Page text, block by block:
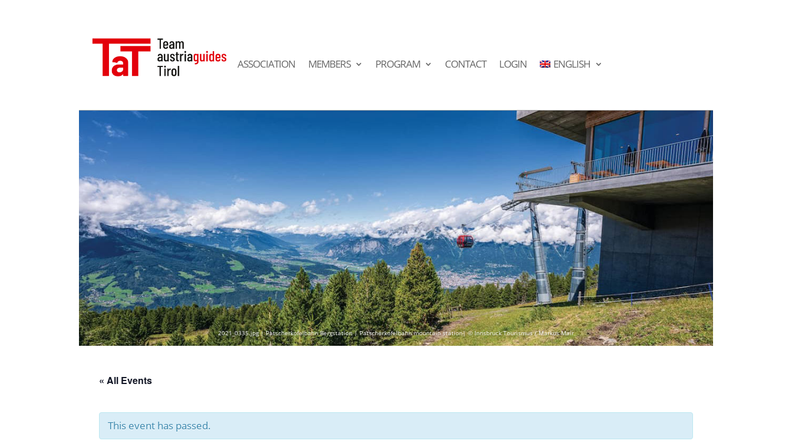
ASSOCIATION MEMBERS PROGRAM CONTACT LOGIN ENGLISH
2021_0335.jpg | Patscherkofelbahn Bergstation | Patscherkofelbahn mountain station| © Innsbruck Tourismus / Markus Mair
« All Events
This event has passed.